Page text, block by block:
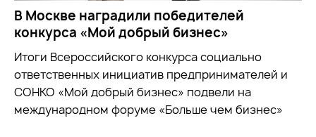
В Москве наградили победителей
конкурса «Мой добрый бизнес»
Итоги Всероссийского конкурса социально
ответственных инициатив предпринимателей и
СОНКО «Мой добрый бизнес» подвели на
международном форуме «Больше чем бизнес»